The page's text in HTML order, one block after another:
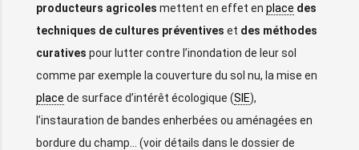
producteurs agricoles mettent en effet en place des
techniques de cultures préventives et des méthodes
curatives pour lutter contre l’inondation de leur sol
comme par exemple la couverture du sol nu, la mise en
place de surface d’intérêt écologique (SIE),
l’instauration de bandes enherbées ou aménagées en
bordure du champ… (voir détails dans le dossier de